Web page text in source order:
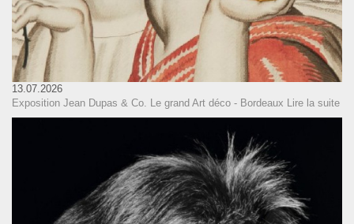
13.07.2026
Exposition Jean Dupas & Co. Le grand Art déco - Bordeaux Lire la suite